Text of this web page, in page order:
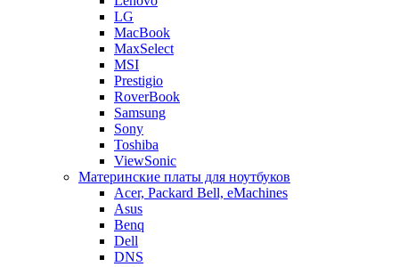
LG
MacBook
MaxSelect
MSI
Prestigio
RoverBook
Samsung
Sony
Toshiba
ViewSonic
Материнские платы для ноутбуков
Acer, Packard Bell, eMachines
Asus
Benq
Dell
DNS